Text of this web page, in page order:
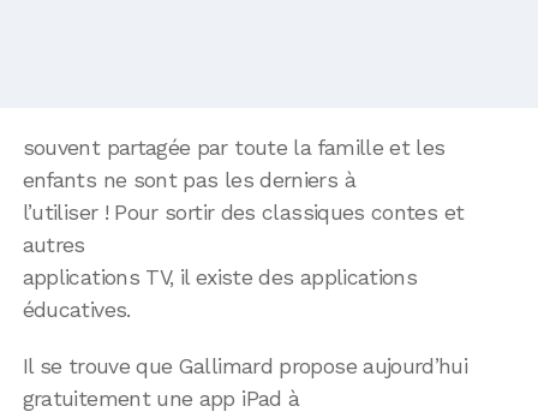
souvent partagée par toute la famille et les
enfants ne sont pas les derniers à
l’utiliser ! Pour sortir des classiques contes et
autres
applications TV, il existe des applications
éducatives.
Il se trouve que Gallimard propose aujourd’hui
gratuitement une app iPad à